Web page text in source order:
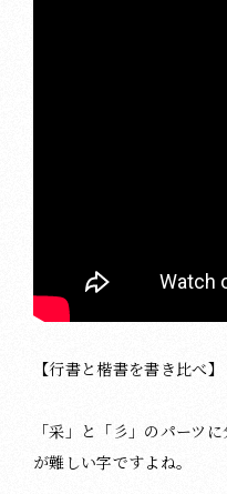
【行書と楷書を書き比べ】
「采」と「彡」のパーツ
が難しい字ですよね。